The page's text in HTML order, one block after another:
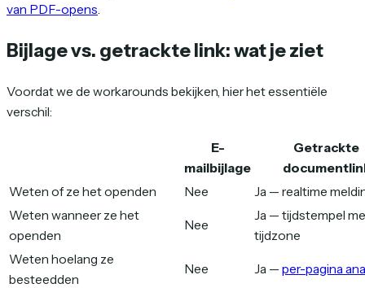
van PDF-opens
Bijlage vs. getrackte link: wat je ziet
Voordat we de workarounds bekijken, hier het essentiële
verschil:
E-
mailbijlage
Getrackte
Weten of ze het openden
Nee
Ja — realtime
Weten wanneer ze het
openden
Nee
Ja — tijdstempel
tijdzone
Weten hoelang ze
besteedden
Nee Ja — per-pagina